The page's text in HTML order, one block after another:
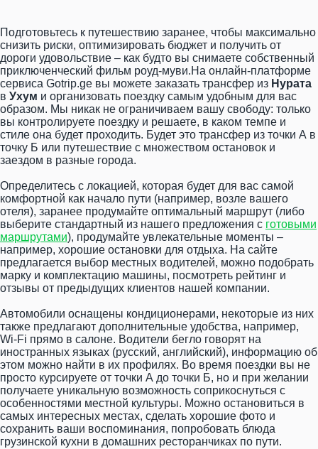
Подготовьтесь к путешествию заранее, чтобы максимально
снизить риски, оптимизировать бюджет и получить от
дороги удовольствие – как будто вы снимаете собственный
приключенческий фильм роуд-муви.На онлайн-платформе
сервиса Gotrip.ge вы можете заказать трансфер из Нурата
в Ухум и организовать поездку самым удобным для вас
образом. Мы никак не ограничиваем вашу свободу: только
вы контролируете поездку и решаете, в каком темпе и
стиле она будет проходить. Будет это трансфер из точки А в
точку Б или путешествие с множеством остановок и
заездом в разные города.
Определитесь с локацией, которая будет для вас самой
комфортной как начало пути (например, возле вашего
отеля), заранее продумайте оптимальный маршрут (либо
выберите стандартный из нашего предложения с готовыми
маршрутами), продумайте увлекательные моменты –
например, хорошие остановки для отдыха. На сайте
предлагается выбор местных водителей, можно подобрать
марку и комплектацию машины, посмотреть рейтинг и
отзывы от предыдущих клиентов нашей компании.
Автомобили оснащены кондиционерами, некоторые из них
также предлагают дополнительные удобства, например,
Wi-Fi прямо в салоне. Водители бегло говорят на
иностранных языках (русский, английский), информацию об
этом можно найти в их профилях. Во время поездки вы не
просто курсируете от точки А до точки Б, но и при желании
получаете уникальную возможность соприкоснуться с
особенностями местной культуры. Можно остановиться в
самых интересных местах, сделать хорошие фото и
сохранить ваши воспоминания, попробовать блюда
грузинской кухни в домашних ресторанчиках по пути.